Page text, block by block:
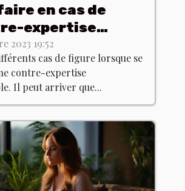
en cas de
expertise
?
2023 19:52
cas de figure lorsque se
contre-expertise
Il peut arriver que...